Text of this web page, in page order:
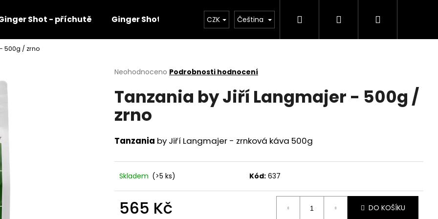
Shot - příchutě Ginger Shot - sety Ginger Shot Collagen Wild Energy
CZK Čeština Hledat PřihlášeníNákupní
500g / zrno
Průměrné
produktu
z
hvězdiček.
Neohodnoceno Podrobnosti hodnocení
Tanzania by Jiří Langmajer - 500g /
zrno
Tanzania by Jiří Langmajer - zrnková káva 500g
Skladem (>5 ks) Kód: 637
565 Kč DO KOŠÍKU
Co potřebujete najít?
HLEDAT